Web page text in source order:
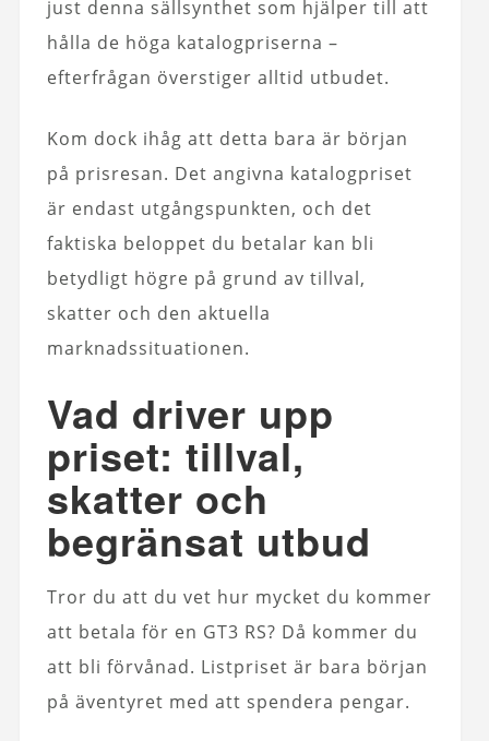
just denna sällsynthet som hjälper till att
hålla de höga katalogpriserna –
efterfrågan överstiger alltid utbudet.
Kom dock ihåg att detta bara är början
på prisresan. Det angivna katalogpriset
är endast utgångspunkten, och det
faktiska beloppet du betalar kan bli
betydligt högre på grund av tillval,
skatter och den aktuella
marknadssituationen.
Vad driver upp
priset: tillval,
skatter och
begränsat utbud
Tror du att du vet hur mycket du kommer
att betala för en GT3 RS? Då kommer du
att bli förvånad. Listpriset är bara början
på äventyret med att spendera pengar.